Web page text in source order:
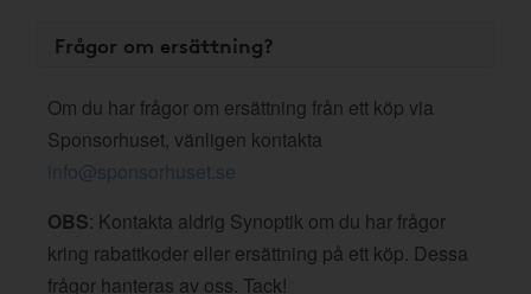
Frågor om ersättning?
Om du har frågor om ersättning från ett köp via
Sponsorhuset, vänligen kontakta
info@sponsorhuset.se
OBS: Kontakta aldrig Synoptik om du har frågor
kring rabattkoder eller ersättning på ett köp. Dessa
frågor hanteras av oss. Tack!